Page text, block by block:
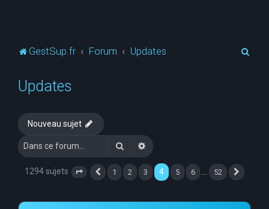
GestSup.fr Forum Updates
Updates
Nouveau sujet
RechercherRecherche avancée
1294 sujets Page 4 sur 52
Précédente
1 2 3 4 5 6 52